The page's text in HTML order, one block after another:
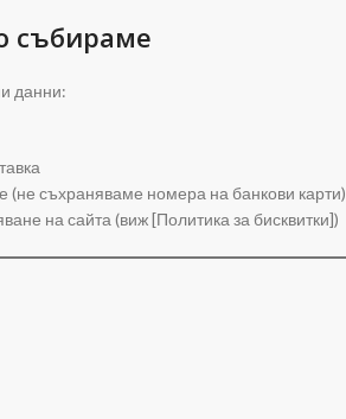
събираме
данни:
съхраняваме номера на банкови карти)
на сайта (виж [Политика за бисквитки])